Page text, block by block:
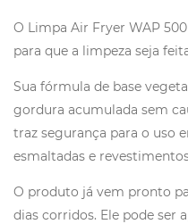
O Limpa Air Fryer WAP
para que a limpeza seja
Sua fórmula de base
gordura acumulada sem
traz segurança para o uso
esmaltadas e
O produto já vem pronto
dias corridos. Ele pode ser